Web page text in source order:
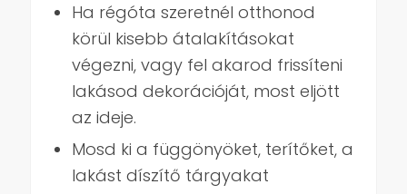
Ha régóta szeretnél otthonod
körül kisebb átalakításokat
végezni, vagy fel akarod frissíteni
lakásod dekorációját, most eljött
az ideje.
Mosd ki a függönyöket, terítőket, a
lakást díszítő tárgyakat